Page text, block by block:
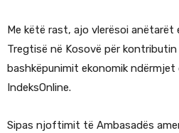
Me këtë rast, ajo vlerësoi anëtarët
Tregtisë në Kosovë për
bashkëpunimit ekonomik
IndeksOnline.
Sipas njoftimit të Ambasadës